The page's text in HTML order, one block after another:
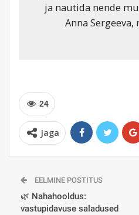
ja nautida nende
Anna
24
Jaga
EELMINE POSTITUS
🌿 Nahahooldus:
vastupidavuse saladused